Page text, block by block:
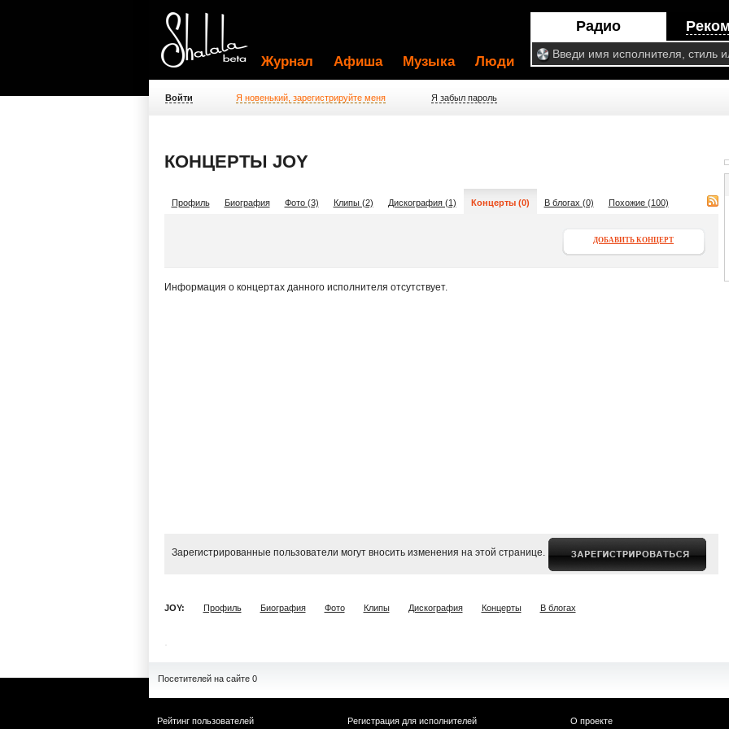
Радио
Журнал Афиша Музыка Люди
Войти Я новенький, зарегистрируйте меня Я забыл пароль
КОНЦЕРТЫ JOY
Профиль Биография Фото (3) Клипы (2) Дискография (1) Концерты (0) В блогах (0) Похожие (100)
ДОБАВИТЬ КОНЦЕРТ
Информация о концертах данного исполнителя отсутствует.
Зарегистрированные пользователи могут вносить изменения на этой странице.
JOY: Профиль Биография Фото Клипы Дискография Концерты В блогах
Посетителей на сайте 0
Рейтинг пользователей
Регистрация для исполнителей
О проекте